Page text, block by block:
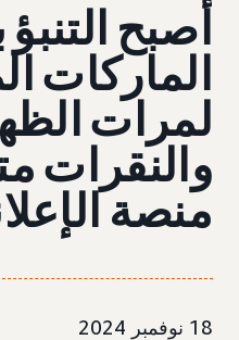
أصبح
الماركات
لمرات
والنقرات
منصة
18 نوفمبر 2024